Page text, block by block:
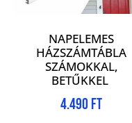
NAPELEMES
HÁZSZÁMTÁBLA
SZÁMOKKAL,
BETŰKKEL
4.490 Ft